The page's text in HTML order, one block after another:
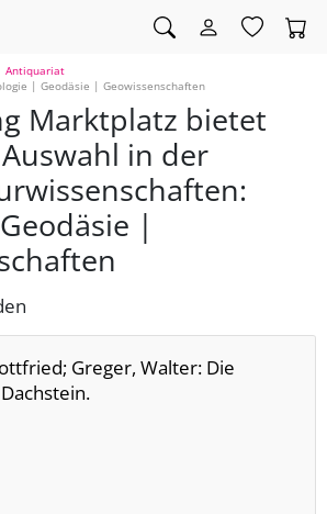
Antiquariat
| Geodäsie | Geowissenschaften
Marktplatz bietet
in der
|